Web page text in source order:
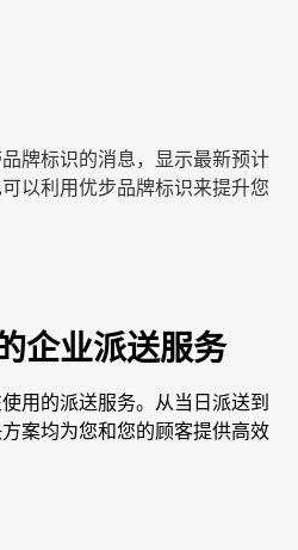
牌标识的消息，显示最新预计
以利用优步品牌标识来提升您
企业派送服务
用的派送服务。从当日派送到
案均为您和您的顾客提供高效